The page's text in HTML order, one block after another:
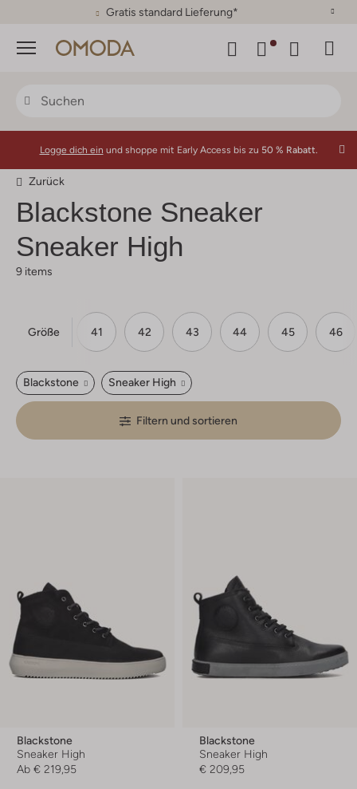
30 Tage Rückgaberecht
Menü
Logge dich ein und shoppe mit Early Access bis zu 50 % Rabatt.
Zurück
Blackstone Sneaker
Sneaker High
9 items
Größe
40 41 42 43 44 45 46
Blackstone Sneaker High
Filtern und sortieren
Blackstone
Sneaker High
Ab € 219,95
Blackstone
Sneaker High
€ 209,95